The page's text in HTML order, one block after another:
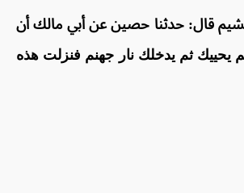
هشيم قال: حدثنا حصين عن أبي مالك أن
يحييك ثم يدخلك نار جهنم فنزلت هذه